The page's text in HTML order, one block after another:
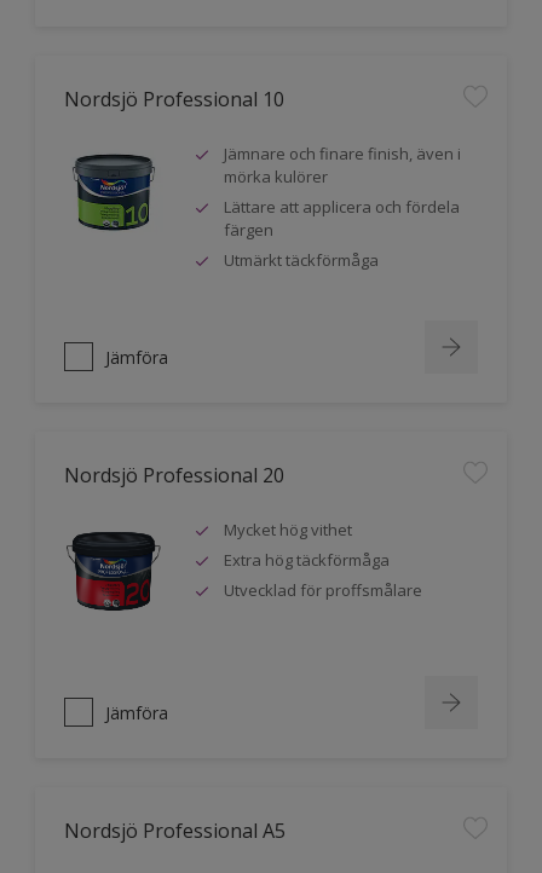
Nordsjö Professional 10
Jämnare och finare finish, även i
mörka kulörer
Lättare att applicera och fördela
färgen
Utmärkt täckförmåga
Jämföra
Nordsjö Professional 20
Mycket hög vithet
Extra hög täckförmåga
Utvecklad för proffsmålare
Jämföra
Nordsjö Professional A5